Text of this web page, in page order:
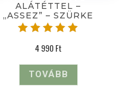
ALÁTÉTTEL –
„ASSEZ” – SZÜRKE
s:
/ 5
4 990Ft
TOVÁBB